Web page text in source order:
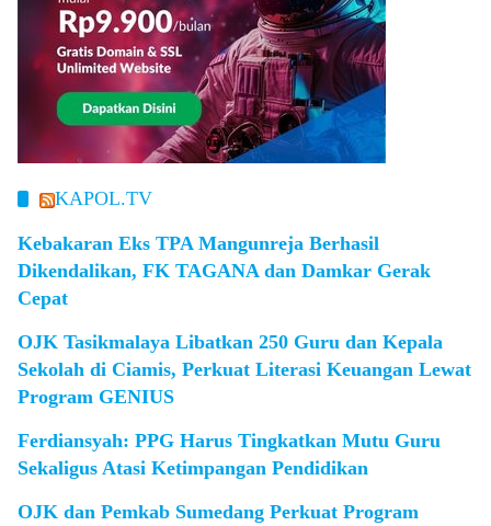
KAPOL.TV
Kebakaran Eks TPA Mangunreja Berhasil
Dikendalikan, FK TAGANA dan Damkar Gerak
Cepat
OJK Tasikmalaya Libatkan 250 Guru dan Kepala
Sekolah di Ciamis, Perkuat Literasi Keuangan Lewat
Program GENIUS
Ferdiansyah: PPG Harus Tingkatkan Mutu Guru
Sekaligus Atasi Ketimpangan Pendidikan
OJK dan Pemkab Sumedang Perkuat Program